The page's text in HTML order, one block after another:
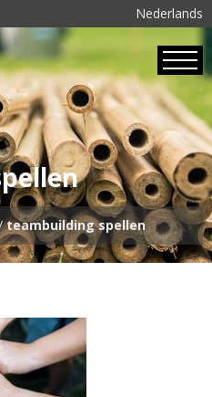
Nederlands
teambuilding spellen